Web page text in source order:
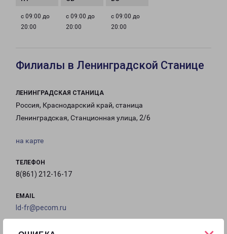
с 09:00 до
20:00
с 09:00 до
20:00
с 09:00 до
20:00
Филиалы в Ленинградской Станице
ЛЕНИНГРАДСКАЯ СТАНИЦА
Россия, Краснодарский край, станица
Ленинградская, Станционная улица, 2/6
на карте
ТЕЛЕФОН
8(861) 212-16-17
EMAIL
ld-fr@pecom.ru